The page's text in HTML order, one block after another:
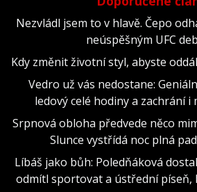
Nezvládl jsem to v hlavě. Čepo
neúspěšným UFC
Kdy změnit životní styl, abyste
Vedro už vás nedostane:
ledový celé hodiny a zachrání i
Srpnová obloha předvede něco
Slunce vystřídá noc plná
Líbáš jako bůh: Poledňáková
odmítl sportovat a ústřední